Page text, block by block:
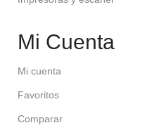
Mi Cuenta
Mi cuenta
Favoritos
Comparar